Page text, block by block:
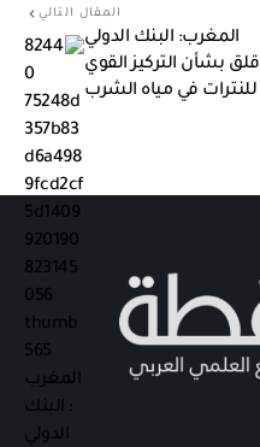
المقال التالي
المغرب: البنك الدولي
قلق بشأن التركيز القوي
للنترات في مياه الشرب